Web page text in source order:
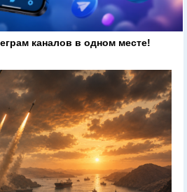
каналов в одном месте!